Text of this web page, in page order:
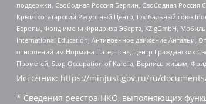
поддержки, Свободная Россия Берлин, Свободная
Крымскотатарский Ресурсный Центр, Глобальный союз
Европы, Фонд имени Фридриха Эберта, XZ gGmbH,
International Education, Антивоенное движение Антальи,
отношений им Нормана Патерсона, Центр Гражданских
Прометей, Stop Occupation of Karelia, Вернись живым,
Источник: https://minjust.gov.ru/ru/
* Сведения реестра НКО, выполняющих